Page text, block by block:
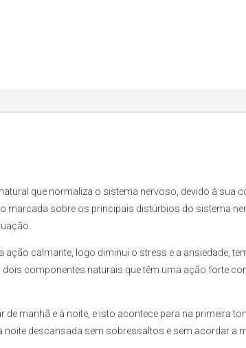
que normaliza o sistema nervoso, devido à sua
marcada sobre os principais distúrbios do sistema
ação calmante, logo diminui o stress e a ansiedade,
componentes naturais que têm uma ação forte
manhã e à noite, e isto acontece para na primeira
descansada sem sobressaltos e sem acordar a